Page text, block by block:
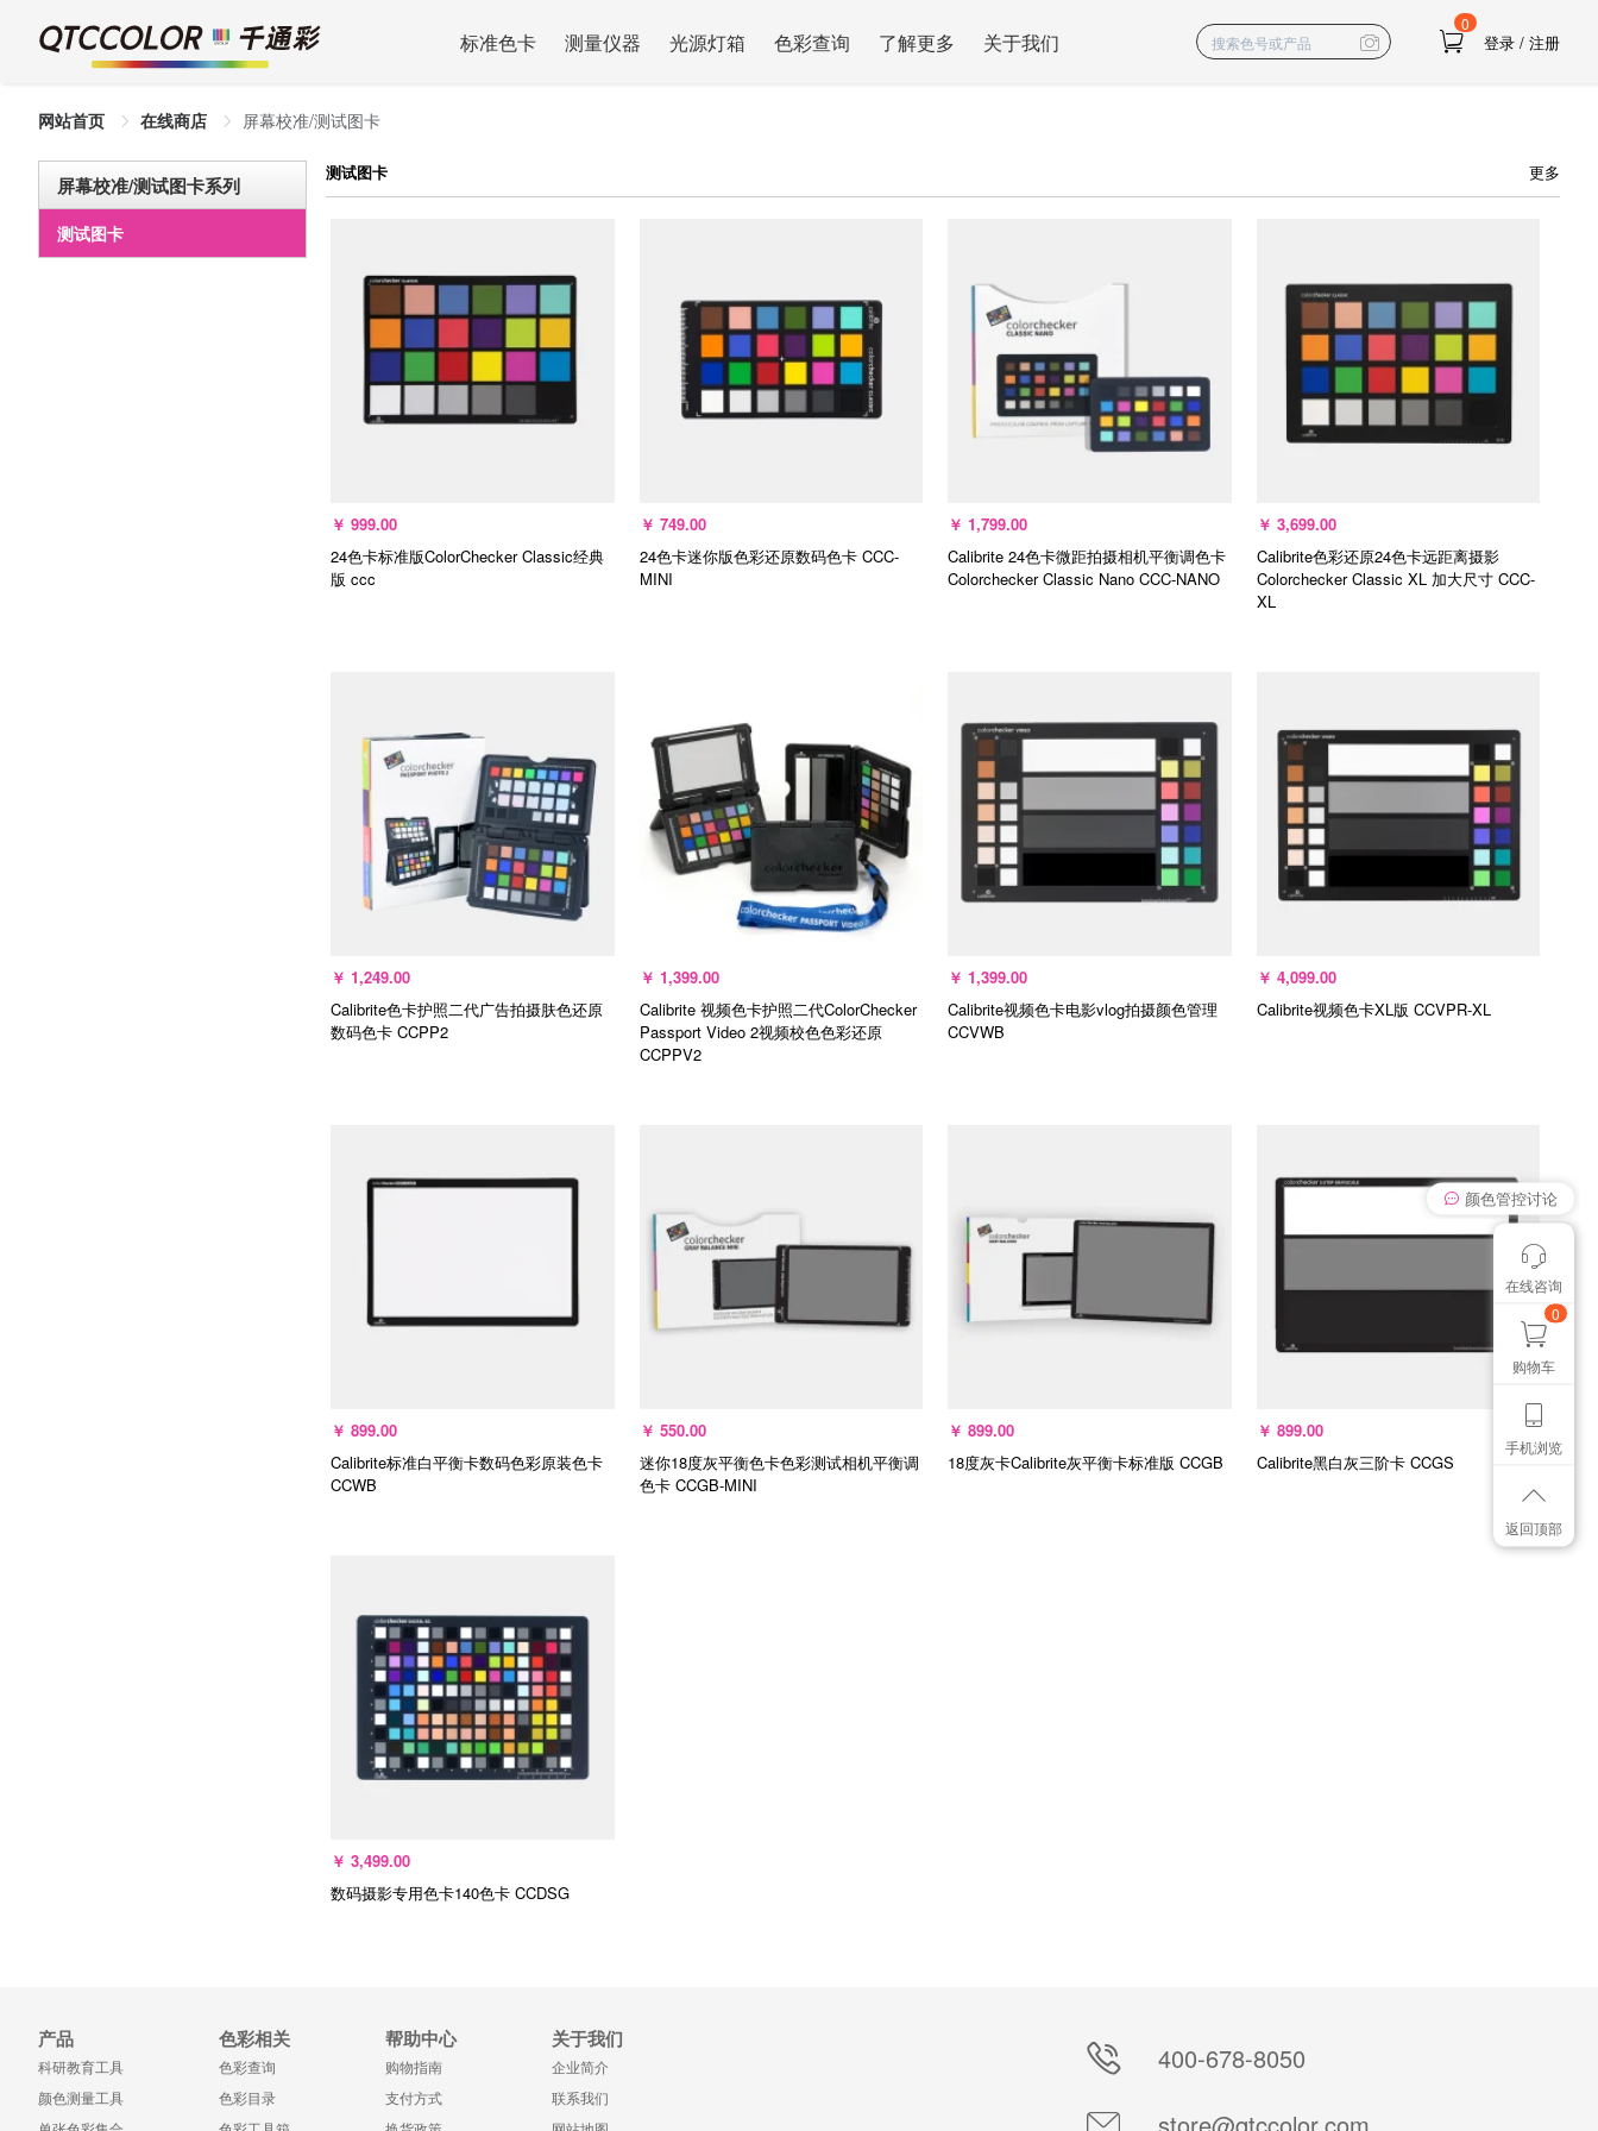
标准色卡 测量仪器 光源灯箱 色彩查询 了解更多 关于我们
0
登录 / 注册
网站首页 在线商店 屏幕校准/测试图卡
屏幕校准/测试图卡系列
测试图卡
测试图卡 更多
￥ 999.00
24色卡标准版ColorChecker Classic经典
版 ccc
选择规格
￥ 749.00
24色卡迷你版色彩还原数码色卡 CCC-
MINI
选择规格
￥ 1,799.00
Calibrite 24色卡微距拍摄相机平衡调色卡
Colorchecker Classic Nano CCC-NANO
￥ 3,699.00
Calibrite色彩还原24色卡远距离摄影
Colorchecker Classic XL 加大尺寸 CCC-
XL
￥ 1,249.00
Calibrite色卡护照二代广告拍摄肤色还原
数码色卡 CCPP2
￥ 1,399.00
Calibrite 视频色卡护照二代ColorChecker
Passport Video 2视频校色色彩还原
CCPPV2
选择规格
￥ 1,399.00
Calibrite视频色卡电影vlog拍摄颜色管理
CCVWB
￥ 4,099.00
Calibrite视频色卡XL版 CCVPR-XL
￥ 899.00
Calibrite标准白平衡卡数码色彩原装色卡
CCWB
加入购物车
￥ 550.00
迷你18度灰平衡色卡色彩测试相机平衡调
色卡 CCGB-MINI
￥ 899.00
18度灰卡Calibrite灰平衡卡标准版 CCGB
￥ 899.00
Calibrite黑白灰三阶卡 CCGS
￥ 3,499.00
数码摄影专用色卡140色卡 CCDSG
加入购物车
产品
科研教育工具
颜色测量工具
色彩相关
色彩查询
色彩目录
帮助中心
购物指南
支付方式
关于我们
企业简介
联系我们
400-678-8050
store@qtccolor.com
我有个想法
想找个色卡
颜色管控讨论
在线咨询
0
购物车
手机浏览
返回顶部